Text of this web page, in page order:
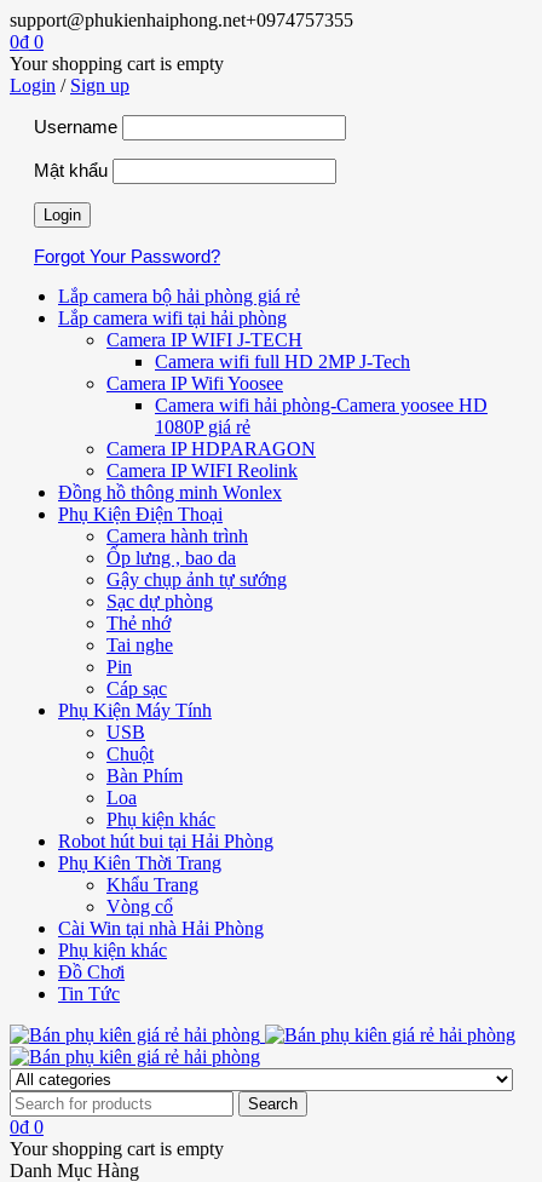
support@phukienhaiphong.net+0974757355
0₫ 0
Your shopping cart is empty
Login / Sign up
Username
Mật khẩu
Forgot Your Password?
Lắp camera bộ hải phòng giá rẻ
Lắp camera wifi tại hải phòng
Camera IP WIFI J-TECH
Camera wifi full HD 2MP J-Tech
Camera IP Wifi Yoosee
Camera wifi hải phòng-Camera yoosee HD
1080P giá rẻ
Camera IP HDPARAGON
Camera IP WIFI Reolink
Đồng hồ thông minh Wonlex
Phụ Kiện Điện Thoại
Camera hành trình
Ốp lưng , bao da
Gậy chụp ảnh tự sướng
Sạc dự phòng
Thẻ nhớ
Tai nghe
Pin
Cáp sạc
Phụ Kiện Máy Tính
USB
Chuột
Bàn Phím
Loa
Phụ kiện khác
Robot hút bui tại Hải Phòng
Phụ Kiên Thời Trang
Khẩu Trang
Vòng cổ
Cài Win tại nhà Hải Phòng
Phụ kiện khác
Đồ Chơi
Tin Tức
0₫ 0
Your shopping cart is empty
Danh Mục Hàng